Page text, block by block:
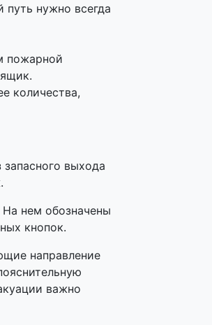
нужно всегда
пожарной
количества,
выхода
нем обозначены
кнопок.
направление
важно